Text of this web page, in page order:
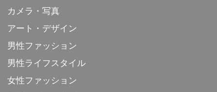
カメラ・写真
アート・デザイン
男性ファッション
男性ライフスタイル
女性ファッション